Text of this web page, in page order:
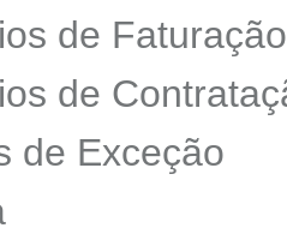
de Faturação
de
de Exceção